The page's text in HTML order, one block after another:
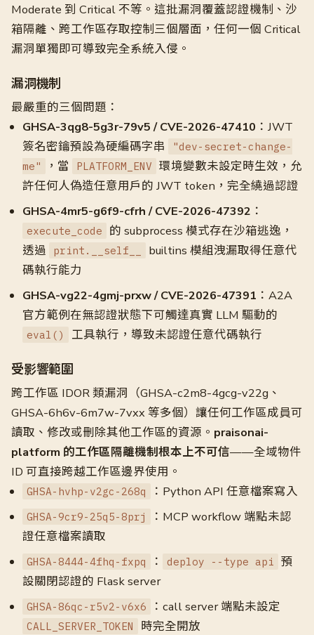
Moderate 到 Critical 不等。這批漏洞覆蓋認證機制、沙
箱隔離、跨工作區存取控制三個層面，任何一個 Critical
漏洞單獨即可導致完全系統入侵。
漏洞機制
最嚴重的三個問題：
GHSA-3qg8-5g3r-79v5 / CVE-2026-47410 ：JWT
簽名密鑰預設為硬編碼字串
"dev-secret-change-
me"
，當 PLATFORM_ENV 環境變數未設定時生效，允
許任何人偽造任意用戶的 JWT token，完全繞過認證
GHSA-4mr5-g6f9-cfrh / CVE-2026-47392 ：
execute_code
的 subprocess 模式存在沙箱逃逸，
透過
print.__self__
builtins 模組洩漏取得任意代
碼執行能力
GHSA-vg22-4gmj-prxw / CVE-2026-47391 ：A2A
官方範例在無認證狀態下可觸達真實 LLM 驅動的
eval() 工具執行，導致未認證任意代碼執行
受影響範圍
跨工作區 IDOR 類漏洞（GHSA-c2m8-4gcg-v22g、
GHSA-6h6v-6m7w-7vxx 等多個）讓任何工作區成員可
讀取、修改或刪除其他工作區的資源。 praisonai-
platform 的工作區隔離機制根本上不可信——全域物件
ID 可直接跨越工作區邊界使用。
GHSA-hvhp-v2gc-268q ：Python API 任意檔案寫入
GHSA-9cr9-25q5-8prj
：MCP workflow 端點未認
證任意檔案讀取
GHSA-8444-4fhq-fxpq ： deploy --type api 預
設關閉認證的 Flask server
GHSA-86qc-r5v2-v6x6 ：call server 端點未設定
CALL_SERVER_TOKEN 時完全開放